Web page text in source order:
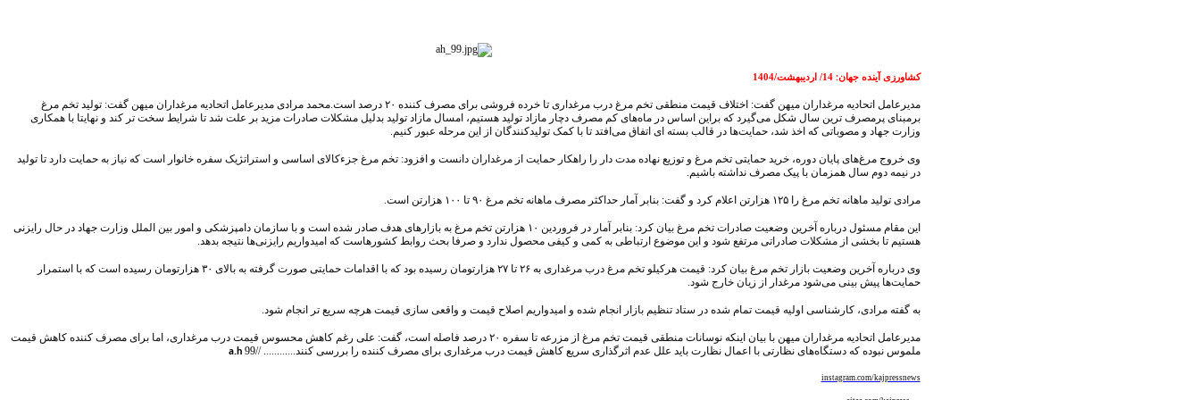
کشاورزی آینده جهان: 14/ اردیبهشت/1404
مدیرعامل اتحادیه مرغداران میهن گفت: اختلاف قیمت منطقی تخم مرغ درب مرغداری تا خرده فروشی برای مصرف کننده ۲۰ درصد است.محمد مرادی مدیرعامل اتحادیه مرغداران میهن گفت: تولید تخم مرغ
برمبنای پرمصرف ترین سال شکل می‌گیرد که براین اساس در ماه‌های کم مصرف دچار مازاد تولید هستیم، امسال مازاد تولید بدلیل مشکلات صادرات مزید بر علت شد تا شرایط سخت تر کند و نهایتا با همکاری
وزارت جهاد و مصوباتی که اخذ شد، حمایت‌ها در قالب بسته ای اتفاق می‌افتد تا با کمک تولیدکنندگان از این مرحله عبور کنیم.
وی خروج مرغ‌های پایان دوره، خرید حمایتی تخم مرغ و توزیع نهاده مدت دار را راهکار حمایت از مرغداران دانست و افزود: تخم مرغ جزءکالای اساسی و استراتژیک سفره خانوار است که نیاز به حمایت دارد تا تولید
در نیمه دوم سال همزمان با پیک مصرف نداشته باشیم.
مرادی تولید ماهانه تخم مرغ را ۱۲۵ هزارتن اعلام کرد و گفت: بنابر آمار حداکثر مصرف ماهانه تخم مرغ ۹۰ تا ۱۰۰ هزارتن است‌.
این مقام مسئول درباره آخرین وضعیت صادرات تخم مرغ بیان کرد: بنابر آمار در فروردین ۱۰ هزارتن تخم مرغ به بازارهای هدف صادر شده است و با سازمان دامپزشکی و امور بین الملل وزارت جهاد در حال رایزنی
هستیم تا بخشی از مشکلات صادراتی مرتفع شود و این موضوع ارتباطی به کمی و کیفی محصول ندارد و صرفا بحث روابط کشورهاست که امیدواریم رایزنی‌ها نتیجه بدهد.
وی درباره آخرین وضعیت بازار تخم مرغ بیان کرد: قیمت هرکیلو تخم مرغ درب مرغداری به ۲۶ تا ۲۷ هزارتومان رسیده بود که با اقدامات حمایتی صورت گرفته به بالای ۳۰ هزارتومان رسیده است که با استمرار
حمایت‌ها پیش بینی می‌شود مرغدار از زیان خارج شود.
به گفته مرادی، کارشناسی اولیه قیمت تمام شده در ستاد تنظیم بازار انجام شده و امیدواریم اصلاح قیمت و واقعی سازی قیمت هرچه سریع تر انجام شود.
مدیرعامل اتحادیه مرغداران میهن با بیان اینکه نوسانات منطقی قیمت تخم مرغ از مزرعه تا سفره ۲۰ درصد فاصله است، گفت: علی رغم کاهش محسوس قیمت درب مرغداری، اما برای مصرف کننده کاهش قیمت
ملموس نبوده که دستگاه‌های نظارتی با اعمال نظارت باید علل عدم اثرگذاری سریع کاهش قیمت درب مرغداری برای مصرف کننده را بررسی کنند............ //99
a.h
instagram.com/kajpressnews